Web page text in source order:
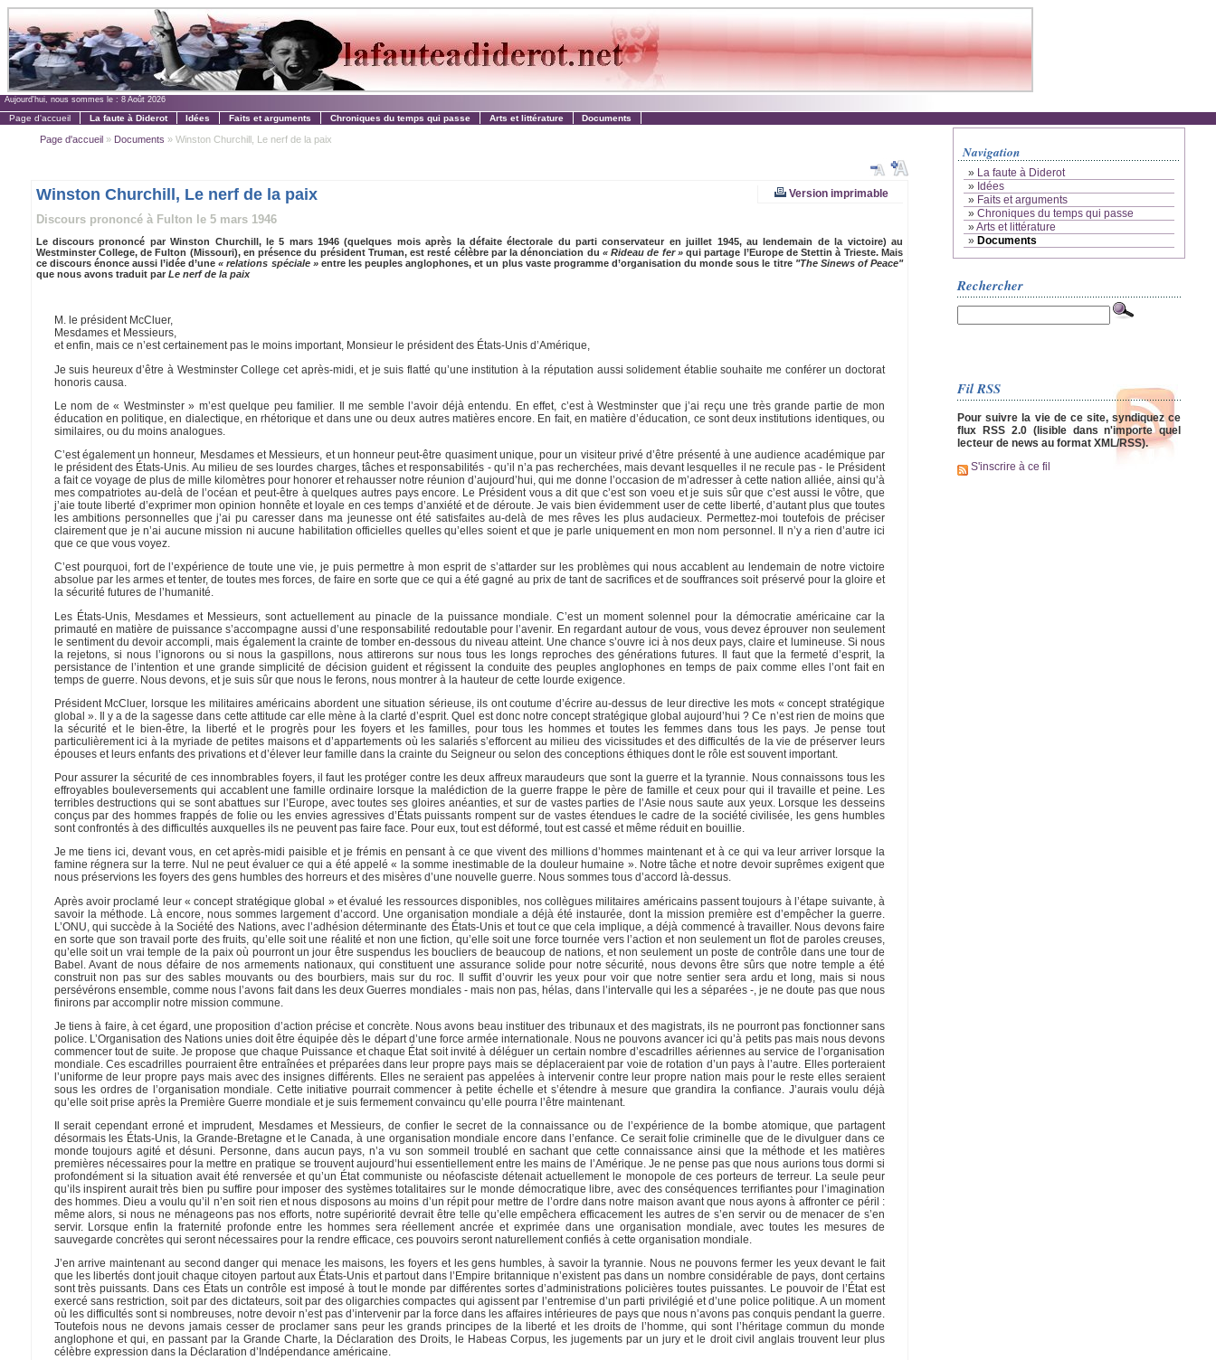
Aujourd'hui, nous sommes le : 8 Août 2026
Page d'accueil La faute à Diderot Idées Faits et arguments Chroniques du temps qui passe Arts et littérature Documents
Page d'accueil» Documents » Winston Churchill, Le nerf de la paix
Version imprimable
Winston Churchill, Le nerf de la paix
Discours prononcé à Fulton le 5 mars 1946
Le discours prononcé par Winston Churchill, le 5 mars 1946 (quelques mois après la défaite électorale du parti conservateur en juillet 1945, au lendemain de la victoire) au
Westminster College, de Fulton (Missouri), en présence du président Truman, est resté célèbre par la dénonciation du « Rideau de fer »qui partage l’Europe de Stettin à Trieste. Mais
ce discours énonce aussi l’idée d’une« relations spéciale »entre les peuples anglophones, et un plus vaste programme d’organisation du monde sous le titre "The Sinews of Peace"
que nous avons traduit par Le nerf de la paix
M. le président McCluer,
Mesdames et Messieurs,
et enfin, mais ce n’est certainement pas le moins important, Monsieur le président des États-Unis d’Amérique,
Je suis heureux d’être à Westminster College cet après-midi, et je suis flatté qu’une institution à la réputation aussi solidement établie souhaite me conférer un doctorat
honoris causa.
Le nom de « Westminster » m’est quelque peu familier. Il me semble l’avoir déjà entendu. En effet, c’est à Westminster que j’ai reçu une très grande partie de mon
éducation en politique, en dialectique, en rhétorique et dans une ou deux autres matières encore. En fait, en matière d’éducation, ce sont deux institutions identiques, ou
similaires, ou du moins analogues.
C’est également un honneur, Mesdames et Messieurs, et un honneur peut-être quasiment unique, pour un visiteur privé d’être présenté à une audience académique par
le président des États-Unis. Au milieu de ses lourdes charges, tâches et responsabilités - qu’il n’a pas recherchées, mais devant lesquelles il ne recule pas - le Président
a fait ce voyage de plus de mille kilomètres pour honorer et rehausser notre réunion d’aujourd’hui, qui me donne l’occasion de m’adresser à cette nation alliée, ainsi qu’à
mes compatriotes au-delà de l’océan et peut-être à quelques autres pays encore. Le Président vous a dit que c’est son voeu et je suis sûr que c’est aussi le vôtre, que
j’aie toute liberté d’exprimer mon opinion honnête et loyale en ces temps d’anxiété et de déroute. Je vais bien évidemment user de cette liberté, d’autant plus que toutes
les ambitions personnelles que j’ai pu caresser dans ma jeunesse ont été satisfaites au-delà de mes rêves les plus audacieux. Permettez-moi toutefois de préciser
clairement que je n’ai aucune mission ni aucune habilitation officielles quelles qu’elles soient et que je parle uniquement en mon nom personnel. Il n’y a rien d’autre ici
que ce que vous voyez.
C’est pourquoi, fort de l’expérience de toute une vie, je puis permettre à mon esprit de s’attarder sur les problèmes qui nous accablent au lendemain de notre victoire
absolue par les armes et tenter, de toutes mes forces, de faire en sorte que ce qui a été gagné au prix de tant de sacrifices et de souffrances soit préservé pour la gloire et
la sécurité futures de l’humanité.
Les États-Unis, Mesdames et Messieurs, sont actuellement au pinacle de la puissance mondiale. C’est un moment solennel pour la démocratie américaine car la
primauté en matière de puissance s’accompagne aussi d’une responsabilité redoutable pour l’avenir. En regardant autour de vous, vous devez éprouver non seulement
le sentiment du devoir accompli, mais également la crainte de tomber en-dessous du niveau atteint. Une chance s’ouvre ici à nos deux pays, claire et lumineuse. Si nous
la rejetons, si nous l’ignorons ou si nous la gaspillons, nous attirerons sur nous tous les longs reproches des générations futures. Il faut que la fermeté d’esprit, la
persistance de l’intention et une grande simplicité de décision guident et régissent la conduite des peuples anglophones en temps de paix comme elles l’ont fait en
temps de guerre. Nous devons, et je suis sûr que nous le ferons, nous montrer à la hauteur de cette lourde exigence.
Président McCluer, lorsque les militaires américains abordent une situation sérieuse, ils ont coutume d’écrire au-dessus de leur directive les mots « concept stratégique
global ». Il y a de la sagesse dans cette attitude car elle mène à la clarté d’esprit. Quel est donc notre concept stratégique global aujourd’hui ? Ce n’est rien de moins que
la sécurité et le bien-être, la liberté et le progrès pour les foyers et les familles, pour tous les hommes et toutes les femmes dans tous les pays. Je pense tout
particulièrement ici à la myriade de petites maisons et d’appartements où les salariés s’efforcent au milieu des vicissitudes et des difficultés de la vie de préserver leurs
épouses et leurs enfants des privations et d’élever leur famille dans la crainte du Seigneur ou selon des conceptions éthiques dont le rôle est souvent important.
Pour assurer la sécurité de ces innombrables foyers, il faut les protéger contre les deux affreux maraudeurs que sont la guerre et la tyrannie. Nous connaissons tous les
effroyables bouleversements qui accablent une famille ordinaire lorsque la malédiction de la guerre frappe le père de famille et ceux pour qui il travaille et peine. Les
terribles destructions qui se sont abattues sur l’Europe, avec toutes ses gloires anéanties, et sur de vastes parties de l’Asie nous saute aux yeux. Lorsque les desseins
conçus par des hommes frappés de folie ou les envies agressives d’États puissants rompent sur de vastes étendues le cadre de la société civilisée, les gens humbles
sont confrontés à des difficultés auxquelles ils ne peuvent pas faire face. Pour eux, tout est déformé, tout est cassé et même réduit en bouillie.
Je me tiens ici, devant vous, en cet après-midi paisible et je frémis en pensant à ce que vivent des millions d’hommes maintenant et à ce qui va leur arriver lorsque la
famine régnera sur la terre. Nul ne peut évaluer ce qui a été appelé « la somme inestimable de la douleur humaine ». Notre tâche et notre devoir suprêmes exigent que
nous préservions les foyers des gens humbles des horreurs et des misères d’une nouvelle guerre. Nous sommes tous d’accord là-dessus.
Après avoir proclamé leur « concept stratégique global » et évalué les ressources disponibles, nos collègues militaires américains passent toujours à l’étape suivante, à
savoir la méthode. Là encore, nous sommes largement d’accord. Une organisation mondiale a déjà été instaurée, dont la mission première est d’empêcher la guerre.
L’ONU, qui succède à la Société des Nations, avec l’adhésion déterminante des États-Unis et tout ce que cela implique, a déjà commencé à travailler. Nous devons faire
en sorte que son travail porte des fruits, qu’elle soit une réalité et non une fiction, qu’elle soit une force tournée vers l’action et non seulement un flot de paroles creuses,
qu’elle soit un vrai temple de la paix où pourront un jour être suspendus les boucliers de beaucoup de nations, et non seulement un poste de contrôle dans une tour de
Babel. Avant de nous défaire de nos armements nationaux, qui constituent une assurance solide pour notre sécurité, nous devons être sûrs que notre temple a été
construit non pas sur des sables mouvants ou des bourbiers, mais sur du roc. Il suffit d’ouvrir les yeux pour voir que notre sentier sera ardu et long, mais si nous
persévérons ensemble, comme nous l’avons fait dans les deux Guerres mondiales - mais non pas, hélas, dans l’intervalle qui les a séparées -, je ne doute pas que nous
finirons par accomplir notre mission commune.
Je tiens à faire, à cet égard, une proposition d’action précise et concrète. Nous avons beau instituer des tribunaux et des magistrats, ils ne pourront pas fonctionner sans
police. L’Organisation des Nations unies doit être équipée dès le départ d’une force armée internationale. Nous ne pouvons avancer ici qu’à petits pas mais nous devons
commencer tout de suite. Je propose que chaque Puissance et chaque État soit invité à déléguer un certain nombre d’escadrilles aériennes au service de l’organisation
mondiale. Ces escadrilles pourraient être entraînées et préparées dans leur propre pays mais se déplaceraient par voie de rotation d’un pays à l’autre. Elles porteraient
l’uniforme de leur propre pays mais avec des insignes différents. Elles ne seraient pas appelées à intervenir contre leur propre nation mais pour le reste elles seraient
sous les ordres de l’organisation mondiale. Cette initiative pourrait commencer à petite échelle et s’étendre à mesure que grandira la confiance. J’aurais voulu déjà
qu’elle soit prise après la Première Guerre mondiale et je suis fermement convaincu qu’elle pourra l’être maintenant.
Il serait cependant erroné et imprudent, Mesdames et Messieurs, de confier le secret de la connaissance ou de l’expérience de la bombe atomique, que partagent
désormais les États-Unis, la Grande-Bretagne et le Canada, à une organisation mondiale encore dans l’enfance. Ce serait folie criminelle que de le divulguer dans ce
monde toujours agité et désuni. Personne, dans aucun pays, n’a vu son sommeil troublé en sachant que cette connaissance ainsi que la méthode et les matières
premières nécessaires pour la mettre en pratique se trouvent aujourd’hui essentiellement entre les mains de l’Amérique. Je ne pense pas que nous aurions tous dormi si
profondément si la situation avait été renversée et qu’un État communiste ou néofasciste détenait actuellement le monopole de ces porteurs de terreur. La seule peur
qu’ils inspirent aurait très bien pu suffire pour imposer des systèmes totalitaires sur le monde démocratique libre, avec des conséquences terrifiantes pour l’imagination
des hommes. Dieu a voulu qu’il n’en soit rien et nous disposons au moins d’un répit pour mettre de l’ordre dans notre maison avant que nous ayons à affronter ce péril :
même alors, si nous ne ménageons pas nos efforts, notre supériorité devrait être telle qu’elle empêchera efficacement les autres de s’en servir ou de menacer de s’en
servir. Lorsque enfin la fraternité profonde entre les hommes sera réellement ancrée et exprimée dans une organisation mondiale, avec toutes les mesures de
sauvegarde concrètes qui seront nécessaires pour la rendre efficace, ces pouvoirs seront naturellement confiés à cette organisation mondiale.
J’en arrive maintenant au second danger qui menace les maisons, les foyers et les gens humbles, à savoir la tyrannie. Nous ne pouvons fermer les yeux devant le fait
que les libertés dont jouit chaque citoyen partout aux États-Unis et partout dans l’Empire britannique n’existent pas dans un nombre considérable de pays, dont certains
sont très puissants. Dans ces États un contrôle est imposé à tout le monde par différentes sortes d’administrations policières toutes puissantes. Le pouvoir de l’État est
exercé sans restriction, soit par des dictateurs, soit par des oligarchies compactes qui agissent par l’entremise d’un parti privilégié et d’une police politique. A un moment
où les difficultés sont si nombreuses, notre devoir n’est pas d’intervenir par la force dans les affaires intérieures de pays que nous n’avons pas conquis pendant la guerre.
Toutefois nous ne devons jamais cesser de proclamer sans peur les grands principes de la liberté et les droits de l’homme, qui sont l’héritage commun du monde
anglophone et qui, en passant par la Grande Charte, la Déclaration des Droits, le Habeas Corpus, les jugements par un jury et le droit civil anglais trouvent leur plus
célèbre expression dans la Déclaration d’Indépendance américaine.
Navigation
» La faute à Diderot
» Idées
» Faits et arguments
» Chroniques du temps qui passe
»Arts et littérature
» Documents
Rechercher
Fil RSS
Pour suivre la vie de ce site, syndiquez ce
flux RSS 2.0 (lisible dans n'importe quel
lecteur de news au format XML/RSS).
S'inscrire à ce fil